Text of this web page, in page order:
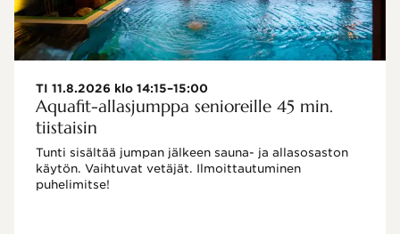
TI 11.8.2026 klo 14:15–15:00
Aquafit-allasjumppa senioreille 45 min.
tiistaisin
Tunti sisältää jumpan jälkeen sauna- ja allasosaston
käytön. Vaihtuvat vetäjät. Ilmoittautuminen
puhelimitse!